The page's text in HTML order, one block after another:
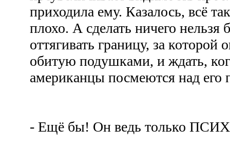
приходила ему. Казалось, всё
плохо. А сделать ничего нельзя
оттягивать границу, за которой
обитую подушками, и ждать,
американцы посмеются над
- Ещё бы! Он ведь только